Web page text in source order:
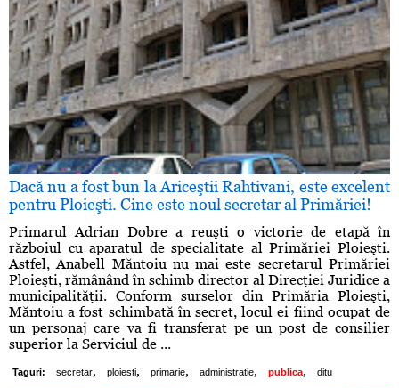
Dacă nu a fost bun la Ariceştii Rahtivani, este excelent
pentru Ploieşti. Cine este noul secretar al Primăriei!
Primarul Adrian Dobre a reuşti o victorie de etapă în
războiul cu aparatul de specialitate al Primăriei Ploieşti.
Astfel, Anabell Măntoiu nu mai este secretarul Primăriei
Ploieşti, rămânând în schimb director al Direcţiei Juridice a
municipalităţii. Conform surselor din Primăria Ploieşti,
Măntoiu a fost schimbată în secret, locul ei fiind ocupat de
un personaj care va fi transferat pe un post de consilier
superior la Serviciul de ...
Taguri: secretar, ploiesti, primarie, administratie, publica, ditu